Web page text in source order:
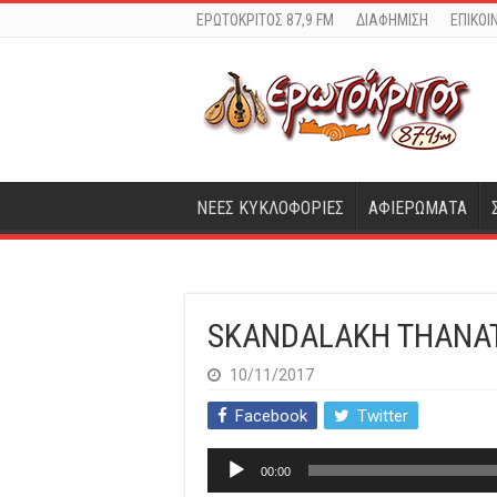
ΕΡΩΤΟΚΡΙΤΟΣ 87,9 FM ΔΙΑΦΗΜΙΣΗ
ΝΕΕΣ ΚΥΚΛΟΦΟΡΙΕΣ ΑΦΙΕΡΩΜΑΤΑ
SKANDALAKH
10/11/2017
Facebook Twitter
Πρόγραμμα
Αναπαραγωγής
00:00